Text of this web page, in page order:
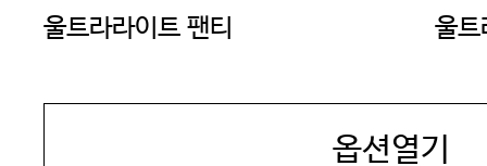
울트라라이트 팬티
울트
옵션열기